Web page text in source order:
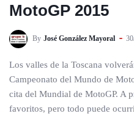
MotoGP 2015
By José González Mayoral
Los valles de la Toscana
Campeonato del Mundo de
cita del Mundial de MotoGP. A
favoritos, pero todo puede